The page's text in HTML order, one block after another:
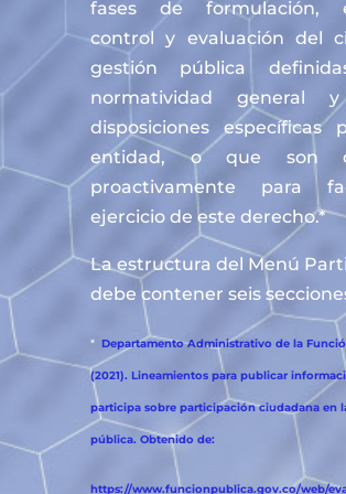
fases de formulación,
control y evaluación del
gestión pública
normatividad general
disposiciones específicas
entidad, o que son
proactivamente para
ejercicio de este derecho.*
La estructura del Menú
debe contener seis
* Departamento Administrativo de la
(2021). Lineamientos para publicar
participa sobre participación ciudadana en
pública. Obtenido de:
https://www.funcionpublica.gov.co/web/